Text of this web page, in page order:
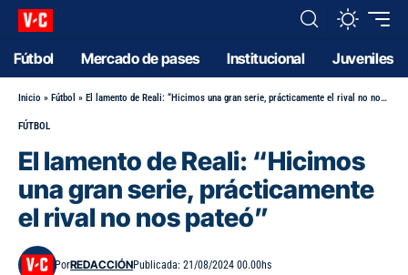
Fútbol Mercado de pases Institucional Juveniles
Inicio » Fútbol » El lamento de Reali: “Hicimos una gran serie, prácticamente el rival no nos pateó”
FÚTBOL
El lamento de Reali: “Hicimos
una gran serie, prácticamente
el rival no nos pateó”
PorREDACCIÓNPublicada: 21/08/2024 00.00hs